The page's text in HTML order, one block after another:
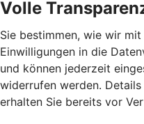
Volle
Sie bestimmen, wie wir
Einwilligungen in die
und können jederzeit
widerrufen werden.
erhalten Sie bereits vor